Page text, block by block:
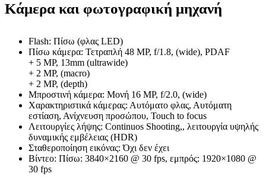
Κάμερα και φωτογραφική μηχανή
Flash: Πίσω (φλας LED)
Πίσω κάμερα: Τετραπλή 48 MP, f/1.8, (wide), PDAF
+ 5 MP, 13mm (ultrawide)
+ 2 MP, (macro)
+ 2 MP, (depth)
Μπροστινή κάμερα: Μονή 16 MP, f/2.0, (wide)
Χαρακτηριστικά κάμερας: Αυτόματο φλας, Αυτόματη
εστίαση, Ανίχνευση προσώπου, Touch to focus
Λειτουργίες λήψης: Continuos Shooting,, λειτουργία υψηλής
δυναμικής εμβέλειας (HDR)
Σταθεροποίηση εικόνας: Όχι δεν έχει
Βίντεο: Πίσω: 3840×2160 @ 30 fps, εμπρός: 1920×1080 @
30 fps